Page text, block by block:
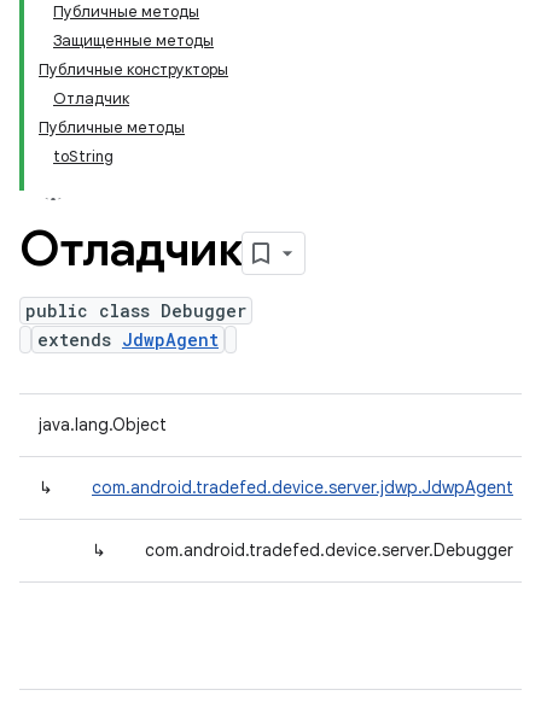
Публичные методы
Защищенные методы
Публичные конструкторы
Отладчик
Публичные методы
toString
Отладчик
public class Debugger
extends JdwpAgent
java.lang.Object
↳ com.android.tradefed.device.server.jdwp.JdwpAgent
↳ com.android.tradefed.device.server.Debugger